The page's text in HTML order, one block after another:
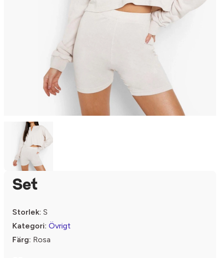
Set
Storlek: S
Kategori: Övrigt
Färg: Rosa